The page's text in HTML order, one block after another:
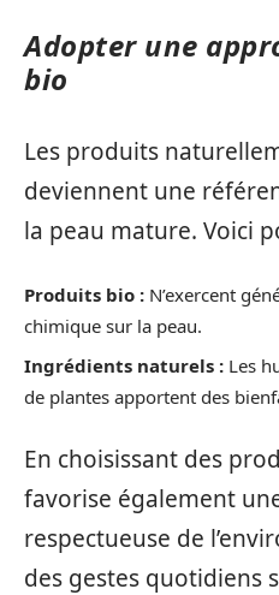
Adopter une
bio
Les produits
deviennent une
la peau mature. Voici
Produits bio : N’exercent
chimique sur la peau.
Ingrédients naturels : Les
de plantes apportent des
En choisissant des
favorise également
respectueuse de
des gestes quotidiens